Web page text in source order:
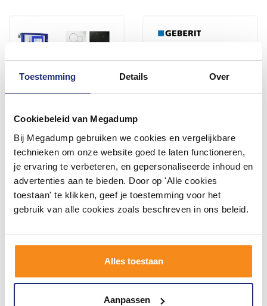
Toestemming Details Over
Cookiebeleid van Megadump
Bij Megadump gebruiken we cookies en vergelijkbare
technieken om onze website goed te laten functioneren,
je ervaring te verbeteren, en gepersonaliseerde inhoud en
advertenties aan te bieden. Door op 'Alle cookies
toestaan' te klikken, geef je toestemming voor het
gebruik van alle cookies zoals beschreven in ons beleid.
Alles toestaan
Aanpassen
Up320 Toiletset 28 Creavit
Tp325 Wit Met Softclose
Zitting
Vóór 14:00 besteld,
volgende dag in huis!
598,95
495,00
Meer info
Up100 Toiletset 08 Aqua
Royal Easyflush Rimfree
48Cm Compact Met Delta
Vóór 14:00 besteld,
volgende dag in huis!
509,00
Meer info